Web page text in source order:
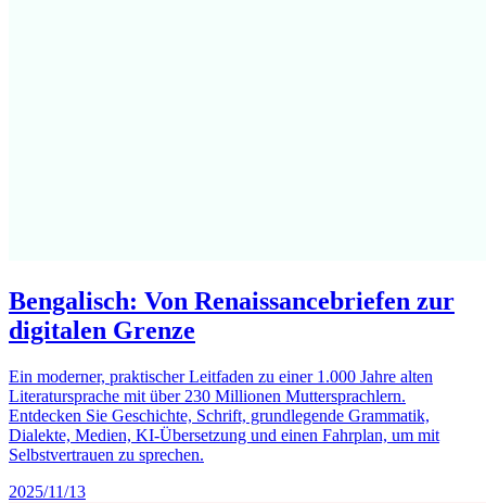
Bengalisch: Von Renaissancebriefen zur
digitalen Grenze
Ein moderner, praktischer Leitfaden zu einer 1.000 Jahre alten
Literatursprache mit über 230 Millionen Muttersprachlern.
Entdecken Sie Geschichte, Schrift, grundlegende Grammatik,
Dialekte, Medien, KI-Übersetzung und einen Fahrplan, um mit
Selbstvertrauen zu sprechen.
2025/11/13